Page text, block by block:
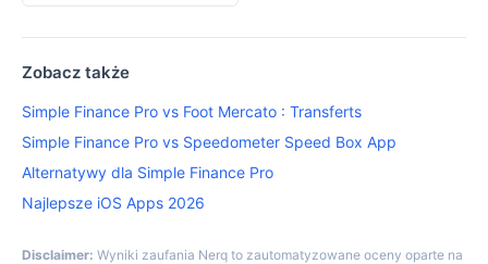
Zobacz także
Simple Finance Pro vs Foot Mercato : Transferts
Simple Finance Pro vs Speedometer Speed Box App
Alternatywy dla Simple Finance Pro
Najlepsze iOS Apps 2026
Disclaimer: Wyniki zaufania Nerq to zautomatyzowane oceny oparte na